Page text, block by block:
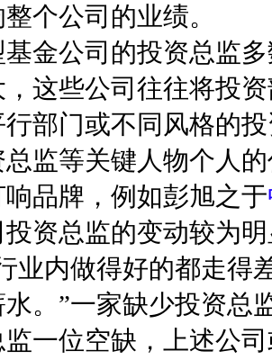
个公司的业绩。
基金公司的投资总监
这些公司往往将投
行部门或不同风格的
监等关键人物个人
品牌，例如彭旭之于
资总监的变动较为
业内做得好的都走得
。”一家缺少投资总
监一位空缺，上述公